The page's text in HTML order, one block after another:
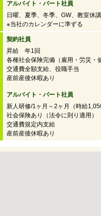
アルバイト・パート社員
日曜、夏季、冬季、GW、教室休
※当社のカレンダーに準ずる
契約社員
昇給 年1回
各種社会保険完備（雇用・労災・
交通費全額支給、役職手当
産前産後休暇あり
アルバイト・パート社員
新人研修/1ヶ月～2ヶ月（時給
社会保険あり（法令に則り適用）
交通費規定内支給
産前産後休暇あり